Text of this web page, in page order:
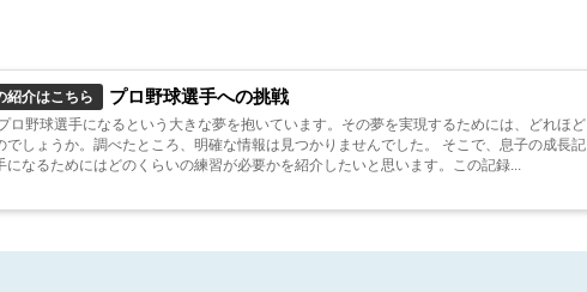
紹介はこちら プロ野球選手への挑戦
ロ野球選手になるという大きな夢を抱いています。その夢を実現するためには、どれほど
でしょうか。調べたところ、明確な情報は見つかりませんでした。 そこで、息子の成長記
なるためにはどのくらいの練習が必要かを紹介したいと思います。この記録...